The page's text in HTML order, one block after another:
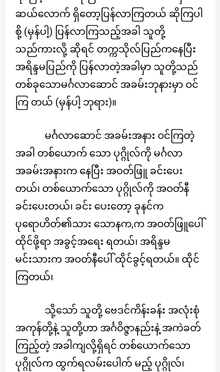
ဆယ်လောက် ရှိတော့ပြန်လာကြတယ် ဆိုကြပါ
စို့ (မှန်ပါ့) ပြန်လာကြသည့်အခါ သူတို့
သည်ကားလို့ ဆိုရင် တက္ကသိုလ်ပြည်ကနေပြီး
အရိန္ဒမပြည်ကို ပြန်လာတဲ့အခါမှာ သူတို့သည်
တစ်ခုသောမင်္ဂလာဆောင် အခမ်းဘုနားမှာ ဝင်
ကြ တယ် (မှန်ပါ့ ဘုရား)။
မင်္ဂလာဆောင် အခမ်းအနား ဝင်ကြတဲ့
အခါ တစ်ယောက် သော ပုဂ္ဂိုလ်ကို မင်္ဂလာ
အခမ်းအနားက နေပြီး အဝတ်ဖြူ ခင်းပေး
တယ်၊ တစ်ယောက်သော ပုဂ္ဂိုလ်ကို အဝတ်နီ
ခင်းပေးတယ်၊ ခင်း ပေးတော့ ခုနင်က
ပုရောဟိတ်၏သား သောနက,က အဝတ်ဖြူပေါ်
ထိုင်ဖို့ရာ အခွင့်အရေး ရတယ်၊ အရိန္ဒမ
မင်းသားက အဝတ်နီပေါ် ထိုင်ခွင့်ရတယ်။ ထိုင်
ကြတယ်၊
သို့သော် သူတို့ ဗေဒင်ကိန်းခန်း အလုံးစုံ
အကုန်တို့နဲ့ သူတို့ဟာ အင်္ဂဝိဇ္ဇာနည်းနဲ့ အကဲခတ်
ကြည့်တဲ့ အခါကျလို့ရှိရင် တစ်ယောက်သော
ပုဂ္ဂိုလ်က ထွက်ရလမ်းပေါက် မည့် ပုဂ္ဂိုလ်၊